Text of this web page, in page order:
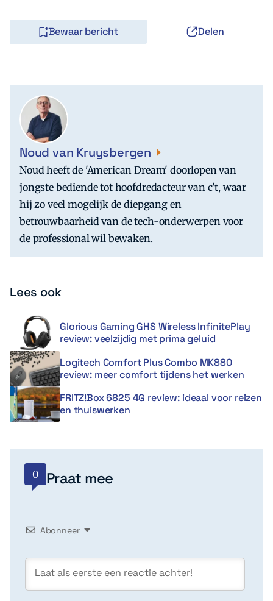
Bewaar bericht Delen
Noud van Kruysbergen
Noud heeft de 'American Dream' doorlopen van
jongste bediende tot hoofdredacteur van c't, waar
hij zo veel mogelijk de diepgang en
betrouwbaarheid van de tech-onderwerpen voor
de professional wil bewaken.
Lees ook
Glorious Gaming GHS Wireless InfinitePlay
review: veelzijdig met prima geluid
Logitech Comfort Plus Combo MK880
review: meer comfort tijdens het werken
FRITZ!Box 6825 4G review: ideaal voor reizen
en thuiswerken
0 Praat mee
Abonneer